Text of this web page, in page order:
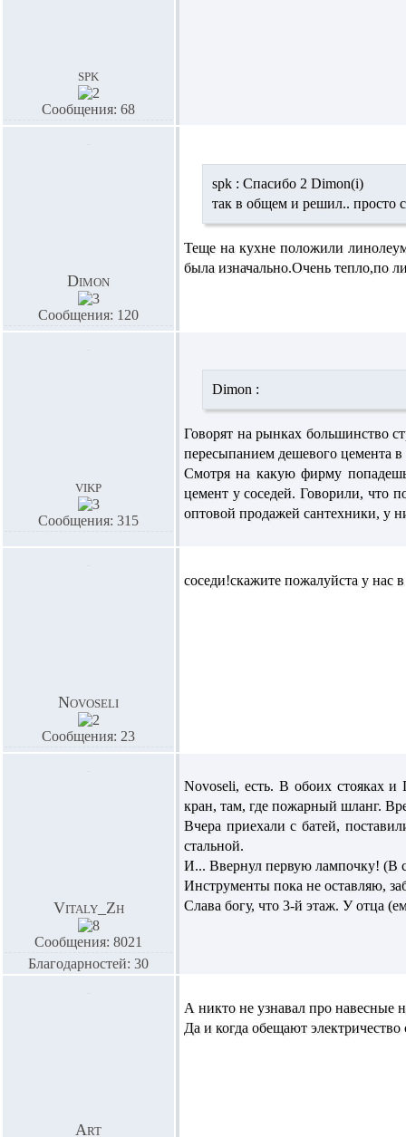
spk
Сообщения: 68
Dimon
Сообщения: 120
spk : Спасибо 2 Dimon(i)
так в общем и решил.. просто
Теще на кухне положили
была изначально.Очень тепло,по
vikp
Сообщения: 315
Dimon :
Говорят на рынках большинство
пересыпанием дешевого цемента
Смотря на какую фирму
цемент у соседей. Говорили, что
оптовой продажей сантехники, у
Novoseli
Сообщения: 23
соседи!скажите пожалуйста у нас
Vitaly_Zh
Сообщения: 8021
Благодарностей: 30
Novoseli, есть. В обоих стояках и
кран, там, где пожарный шланг.
Вчера приехали с батей,
стальной.
И... Ввернул первую лампочку! (В
Инструменты пока не оставляю,
Слава богу, что 3-й этаж. У отца
Art
А никто не узнавал про навесные
Да и когда обещают